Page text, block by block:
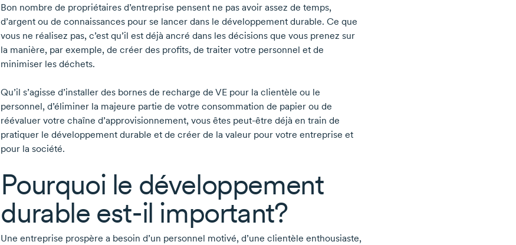
Bon nombre de propriétaires d’entreprise pensent ne pas avoir assez de temps,
d’argent ou de connaissances pour se lancer dans le développement durable. Ce que
vous ne réalisez pas, c’est qu’il est déjà ancré dans les décisions que vous prenez sur
la manière, par exemple, de créer des profits, de traiter votre personnel et de
minimiser les déchets.
Qu’il s’agisse d’installer des bornes de recharge de VE pour la clientèle ou le
personnel, d’éliminer la majeure partie de votre consommation de papier ou de
réévaluer votre chaîne d’approvisionnement, vous êtes peut-être déjà en train de
pratiquer le développement durable et de créer de la valeur pour votre entreprise et
pour la société.
Pourquoi le développement
durable est-il important?
Une entreprise prospère a besoin d’un personnel motivé, d’une clientèle enthousiaste,